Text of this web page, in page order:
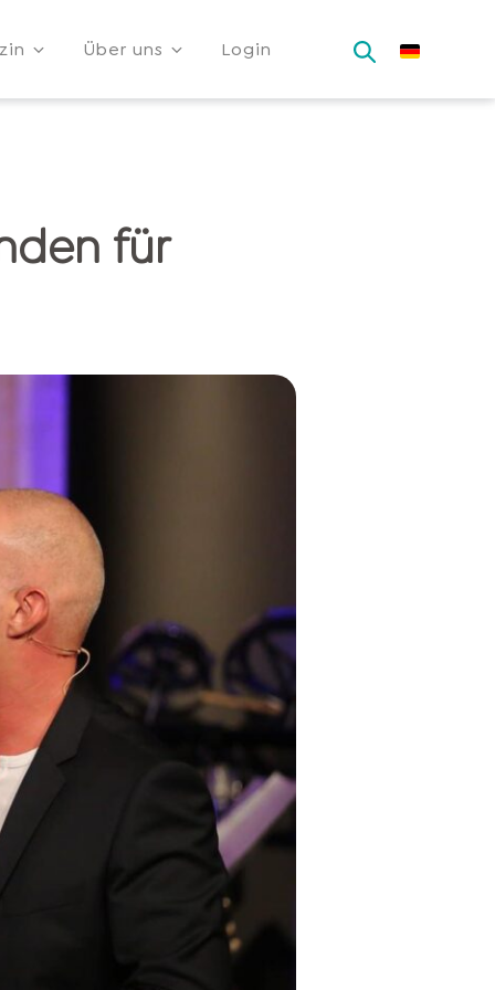
Über uns Login
für